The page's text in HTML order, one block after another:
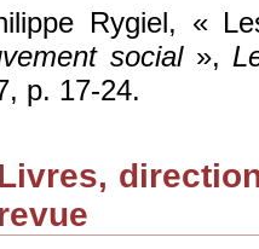
Rygiel, «
social»,
p. 17-24.